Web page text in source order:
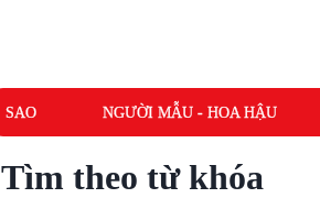
SAO NGƯỜI MẪU - HOA HẬU
Tìm theo từ khóa